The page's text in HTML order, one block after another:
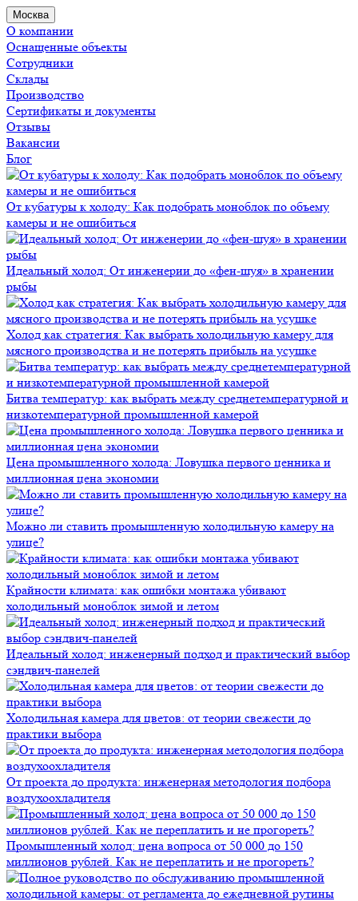
Москва
О компании
Оснащенные объекты
Сотрудники
Склады
Производство
Сертификаты и документы
Отзывы
Вакансии
Блог
От кубатуры к холоду: Как подобрать моноблок по объему
камеры и не ошибиться
Идеальный холод: От инженерии до «фен-шуя» в хранении
рыбы
Холод как стратегия: Как выбрать холодильную камеру для
мясного производства и не потерять прибыль на усушке
Битва температур: как выбрать между среднетемпературной и
низкотемпературной промышленной камерой
Цена промышленного холода: Ловушка первого ценника и
миллионная цена экономии
Можно ли ставить промышленную холодильную камеру на
улице?
Крайности климата: как ошибки монтажа убивают
холодильный моноблок зимой и летом
Идеальный холод: инженерный подход и практический выбор
сэндвич-панелей
Холодильная камера для цветов: от теории свежести до
практики выбора
От проекта до продукта: инженерная методология подбора
воздухоохладителя
Промышленный холод: цена вопроса от 50 000 до 150
миллионов рублей. Как не переплатить и не прогореть?